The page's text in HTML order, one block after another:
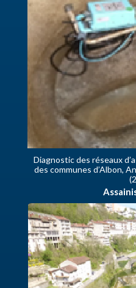
Diagnostic des réseaux
des communes d’Albon,